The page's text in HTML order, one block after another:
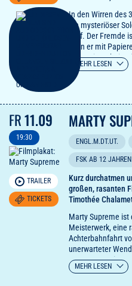
In den Wirren des
ein mysteriöser
Dorf. Der Fremde
kann er mit
wahrt ein
anderen Namen,
eine arrangierte
"Ein seltenes, tief
Die wahrhaftige
Leutebetrügerin,
Person geboren
Nam als Manns-
MEHR LESEN
FR11.09
19:30
TRAILER
TICKETS
MARTY
ENGL.M.DT.UT.
FSK AB 12 JAHREN
Kurz durchatmen
großen, rasanten
Timothée
Marty Supreme
Meisterwerk, eine
Achterbahnfahrt
unerwarteter
Momente – ein
Ambitionen, die
MEHR LESEN